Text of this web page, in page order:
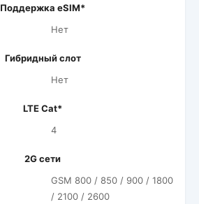
Поддержка eSIM*
Нет
Гибридный слот
Нет
LTE Cat*
4
2G сети
GSM 800 / 850 / 900 / 1800
/ 2100 / 2600